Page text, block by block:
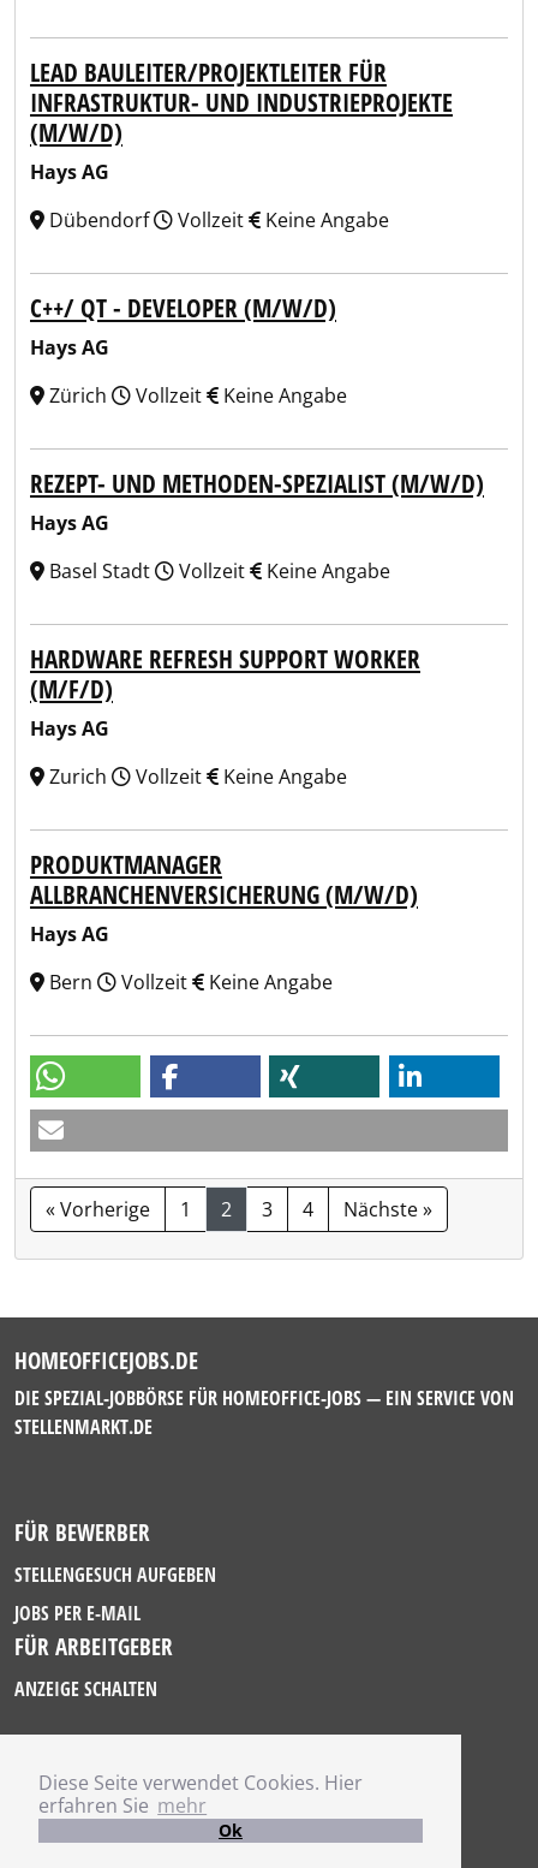
Diese Seite verwendet Cookies. Hier
erfahren Sie mehr
Ok
LEAD BAULEITER/PROJEKTLEITER FÜR
INFRASTRUKTUR- UND INDUSTRIEPROJEKTE
(M/W/D)
Hays AG
Dübendorf
Vollzeit Keine Angabe
C++/ QT - DEVELOPER (M/W/D)
Hays AG
Zürich
Vollzeit Keine Angabe
REZEPT- UND METHODEN-SPEZIALIST (M/W/D)
Hays AG
Basel Stadt
Vollzeit Keine Angabe
HARDWARE REFRESH SUPPORT WORKER
(M/F/D)
Hays AG
Zurich
Vollzeit Keine Angabe
PRODUKTMANAGER
ALLBRANCHENVERSICHERUNG (M/W/D)
Hays AG
Bern
Vollzeit Keine Angabe
« Vorherige 1 2 3 4 Nächste »
HOMEOFFICEJOBS.DE
DIE SPEZIAL-JOBBÖRSE FÜR HOMEOFFICE-JOBS — EIN SERVICE VON
STELLENMARKT.DE
FÜR BEWERBER
STELLENGESUCH AUFGEBEN
JOBS PER E-MAIL
FÜR ARBEITGEBER
ANZEIGE SCHALTEN
IMPRESSUM
DATENSCHUTZ